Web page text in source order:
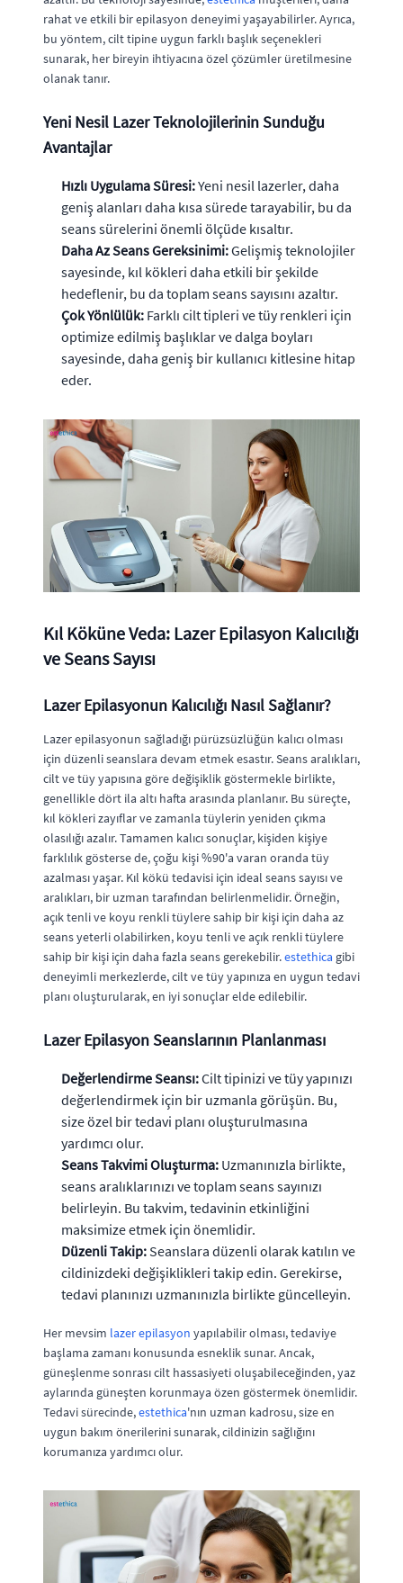
rahat ve etkili bir epilasyon deneyimi yaşayabilirler. Ayrıca,
bu yöntem, cilt tipine uygun farklı başlık seçenekleri
sunarak, her bireyin ihtiyacına özel çözümler üretilmesine
olanak tanır.
Yeni Nesil Lazer Teknolojilerinin Sunduğu
Avantajlar
Hızlı Uygulama Süresi:Yeni nesil lazerler, daha
geniş alanları daha kısa sürede tarayabilir, bu da
seans sürelerini önemli ölçüde kısaltır.
Daha Az Seans Gereksinimi:Gelişmiş teknolojiler
sayesinde, kıl kökleri daha etkili bir şekilde
hedeflenir, bu da toplam seans sayısını azaltır.
Çok Yönlülük: Farklı cilt tipleri ve tüy renkleri için
optimize edilmiş başlıklar ve dalga boyları
sayesinde, daha geniş bir kullanıcı kitlesine hitap
eder.
Kıl Köküne Veda: Lazer Epilasyon Kalıcılığı
ve Seans Sayısı
Lazer Epilasyonun Kalıcılığı Nasıl Sağlanır?
Lazer epilasyonun sağladığı pürüzsüzlüğün kalıcı olması
için düzenli seanslara devam etmek esastır. Seans aralıkları,
cilt ve tüy yapısına göre değişiklik göstermekle birlikte,
genellikle dört ila altı hafta arasında planlanır. Bu süreçte,
kıl kökleri zayıflar ve zamanla tüylerin yeniden çıkma
olasılığı azalır. Tamamen kalıcı sonuçlar, kişiden kişiye
farklılık gösterse de, çoğu kişi %90'a varan oranda tüy
azalması yaşar. Kıl kökü tedavisi için ideal seans sayısı ve
aralıkları, bir uzman tarafından belirlenmelidir. Örneğin,
açık tenli ve koyu renkli tüylere sahip bir kişi için daha az
seans yeterli olabilirken, koyu tenli ve açık renkli tüylere
sahip bir kişi için daha fazla seans gerekebilir.estethica gibi
deneyimli merkezlerde, cilt ve tüy yapınıza en uygun tedavi
planı oluşturularak, en iyi sonuçlar elde edilebilir.
Lazer Epilasyon Seanslarının Planlanması
Değerlendirme Seansı:Cilt tipinizi ve tüy yapınızı
değerlendirmek için bir uzmanla görüşün. Bu,
size özel bir tedavi planı oluşturulmasına
yardımcı olur.
Seans Takvimi Oluşturma: Uzmanınızla birlikte,
seans aralıklarınızı ve toplam seans sayınızı
belirleyin. Bu takvim, tedavinin etkinliğini
maksimize etmek için önemlidir.
Düzenli Takip: Seanslara düzenli olarak katılın ve
cildinizdeki değişiklikleri takip edin. Gerekirse,
tedavi planınızı uzmanınızla birlikte güncelleyin.
Her mevsim lazer epilasyon yapılabilir olması, tedaviye
başlama zamanı konusunda esneklik sunar. Ancak,
güneşlenme sonrası cilt hassasiyeti oluşabileceğinden, yaz
aylarında güneşten korunmaya özen göstermek önemlidir.
Tedavi sürecinde,estethica'nın uzman kadrosu, size en
uygun bakım önerilerini sunarak, cildinizin sağlığını
korumanıza yardımcı olur.